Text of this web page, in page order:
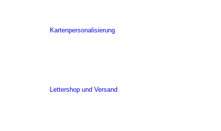
Kartenpersonalisierung
Lettershop und Versand